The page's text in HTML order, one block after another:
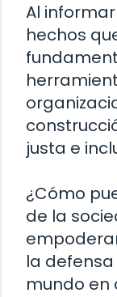
Al
hechos
justa e
¿Cómo
de la
la
mundo en